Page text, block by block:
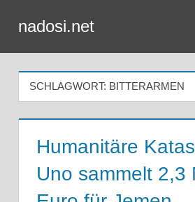
Inhalt
springen
nadosi.net
SCHLAGWORT: BITTERARMEN
Humanitäre
Uno sammelt 2,3